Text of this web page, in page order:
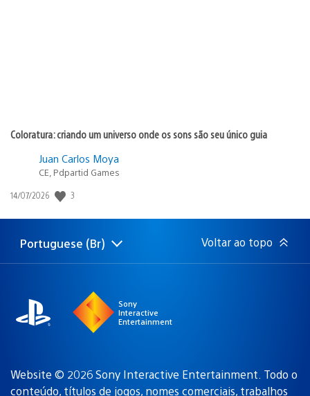
Coloratura: criando um universo onde os sons são seu único guia
Juan Carlos Moya
CE, Pdpartid Games
Data
publicação:
14/07/2026 3
Selecione
Região
Portuguese (Br) Voltar ao topo
Sony
Interactive
Entertainment
Website © 2026 Sony Interactive Entertainment. Todo o
conteúdo, títulos de jogos, nomes comerciais, trabalhos